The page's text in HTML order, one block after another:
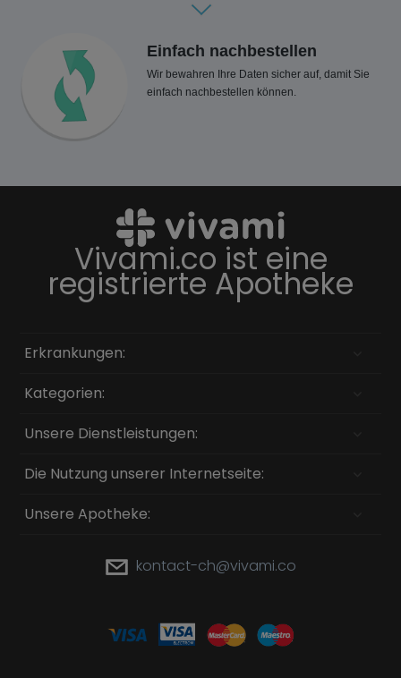
Einfach nachbestellen
Wir bewahren Ihre Daten sicher auf, damit Sie
einfach nachbestellen können.
Vivami.co ist eine
registrierte Apotheke
Erkrankungen:
Kategorien:
Unsere Dienstleistungen:
Die Nutzung unserer Internetseite:
Unsere Apotheke:
kontact-ch@vivami.co